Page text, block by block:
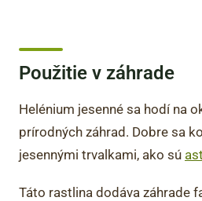
Použitie v záhrade
Helénium jesenné sa hodí na
prírodných záhrad. Dobre sa
jesennými trvalkami, ako sú
Táto rastlina dodáva záhrade